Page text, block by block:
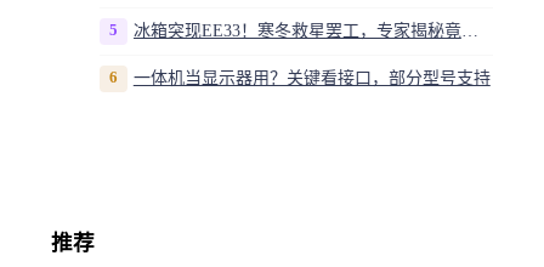
5 冰箱突现EE33！寒冬救星罢工，专家揭秘竟是无解故障？
6 一体机当显示器用？关键看接口，部分型号支持
推荐